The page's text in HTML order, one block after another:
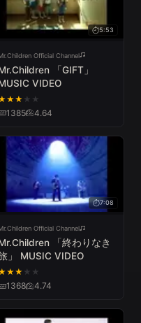
5:53
Official Channel
「GIFT」
VIDEO
★★ ★ ★
1385 4.64
7:08
Official Channel
「終わりなき
」 MUSIC VIDEO
★★ ★ ★
1368 4.74